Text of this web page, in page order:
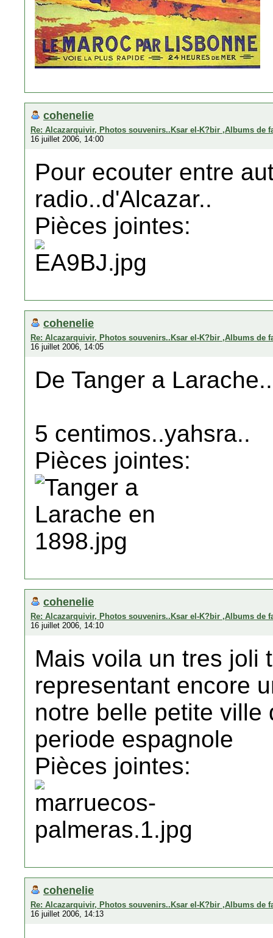
cohenelie
Re: Alcazarquivir, Photos souvenirs..Ksar el-K?bir ,Albums de
16 juillet 2006, 14:00
Pour ecouter entre
radio..d'Alcazar..
Pièces jointes:
cohenelie
Re: Alcazarquivir, Photos souvenirs..Ksar el-K?bir ,Albums de
16 juillet 2006, 14:05
De Tanger a
5 centimos..yahsra..
Pièces jointes:
cohenelie
Re: Alcazarquivir, Photos souvenirs..Ksar el-K?bir ,Albums de
16 juillet 2006, 14:10
Mais voila un tres joli
representant encore
notre belle petite ville
periode espagnole
Pièces jointes:
cohenelie
Re: Alcazarquivir, Photos souvenirs..Ksar el-K?bir ,Albums de
16 juillet 2006, 14:13